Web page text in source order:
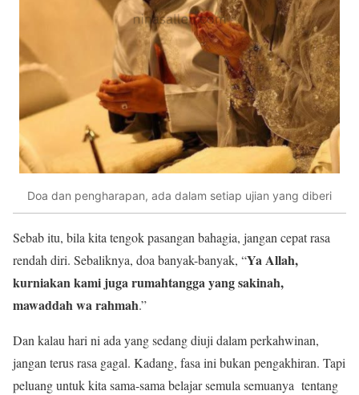
Doa dan pengharapan, ada dalam setiap ujian yang diberi
Sebab itu, bila kita tengok pasangan bahagia, jangan cepat rasa
rendah diri. Sebaliknya, doa banyak-banyak, “Ya Allah,
kurniakan kami juga rumahtangga yang sakinah,
mawaddah wa rahmah.”
Dan kalau hari ni ada yang sedang diuji dalam perkahwinan,
jangan terus rasa gagal. Kadang, fasa ini bukan pengakhiran. Tapi
peluang untuk kita sama-sama belajar semula semuanya tentang